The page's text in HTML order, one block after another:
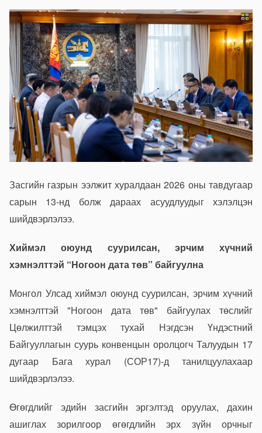
Засгийн газрын ээлжит хуралдаан 2026 оны тавдугаар
сарын 13-нд болж дараах асуудлуудыг хэлэлцэн
шийдвэрлэлээ.
Хиймэл оюунд суурилсан, эрчим хүчний
хэмнэлттэй “Ногоон дата төв” байгуулна
Монгол Улсад хиймэл оюунд суурилсан, эрчим хүчний
хэмнэлттэй "Ногоон дата төв" байгуулах төслийг
Цөлжилттэй тэмцэх тухай Нэгдсэн Үндэстний
Байгууллагын суурь конвенцын оролцогч Талуудын 17
дугаар Бага хурал (СОР17)-д танилцуулахаар
шийдвэрлэлээ.
Өгөгдлийг эдийн засгийн эргэлтэд оруулах, дахин
ашиглах зорилгоор өгөгдлийн эрх зүйн орчныг